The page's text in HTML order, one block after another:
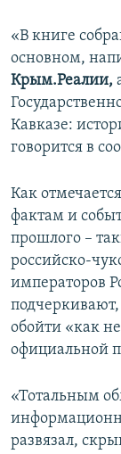
«В книге
основном,
Крым.Реалии,
Кавказе:
говорится в
Как
фактам и
прошлого –
российско-
императоров
подчеркивают,
обойти «как
официальной
«Тотальным
развязал,